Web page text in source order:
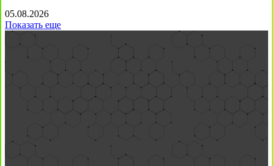
05.08.2026
Показать еще